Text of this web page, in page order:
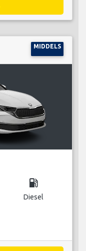
MIDDELS
local_gas_station
Diesel